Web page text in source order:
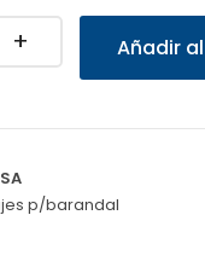
Añadir
p/barandal